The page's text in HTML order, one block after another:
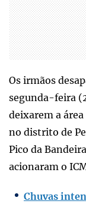
Os irmãos
segunda-feira
deixarem a
no distrito de
Pico da
acionaram o
Chuvas